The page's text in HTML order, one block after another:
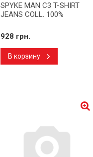
SPYKE MAN C3 T-SHIRT
JEANS COLL. 100%
928 грн.
В корзину